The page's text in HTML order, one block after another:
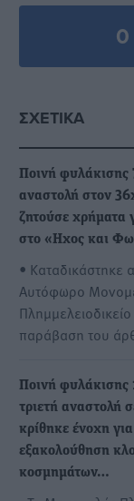
0
ΣΧΕΤΙΚΆ
Ποινή φυλάκισης
αναστολή στον
ζητούσε χρήματα
στο «Ηχος και
• Καταδικάστηκε
Αυτόφωρο
παράβαση του
Ποινή φυλάκισης
τριετή αναστολή
κρίθηκε ένοχη για
εξακολούθηση
κοσμημάτων…